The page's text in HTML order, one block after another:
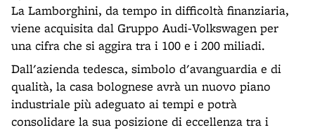
La Lamborghini, da tempo in difficoltà finanziaria,
viene acquisita dal Gruppo Audi-Volkswagen per
una cifra che si aggira tra i 100 e i 200 miliadi.
Dall'azienda tedesca, simbolo d'avanguardia e di
qualità, la casa bolognese avrà un nuovo piano
industriale più adeguato ai tempi e potrà
consolidare la sua posizione di eccellenza tra i